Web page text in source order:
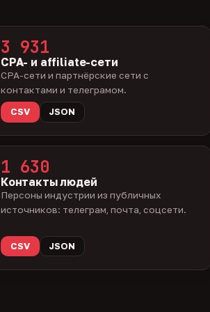
3 931
CPA- и affiliate-сети
CPA-сети и партнёрские сети с
контактами и телеграмом.
CSV
JSON
1 630
Контакты людей
Персоны индустрии из публичных
источников: телеграм, почта, соцсети.
CSV JSON